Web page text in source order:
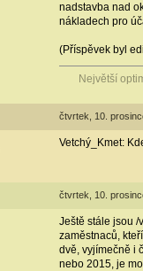
nadstavba nad
nákladech pro
(Příspěvek byl
Největší
čtvrtek, 10.
Vetchý_Kmet:
čtvrtek, 10.
Ještě stále jsou /
zaměstnaců,
dvě, vyjímečně i
nebo 2015, je